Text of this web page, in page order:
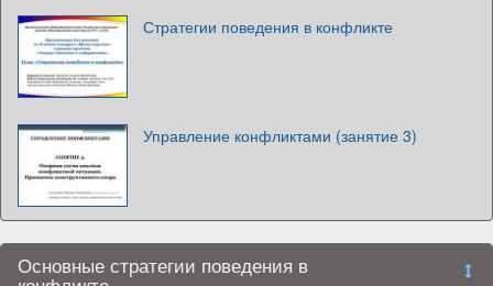
Стратегии поведения в конфликте
Управление конфликтами (занятие 3)
Основные стратегии поведения в